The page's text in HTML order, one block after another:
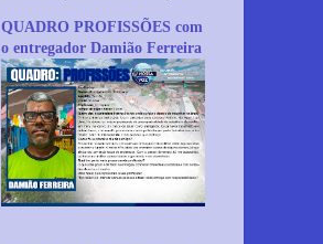
QUADRO PROFISSÕES com
o entregador Damião Ferreira